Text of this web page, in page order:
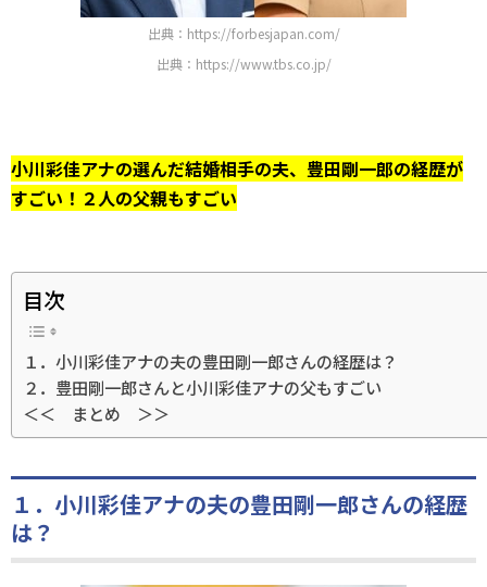
出典：https://forbesjapan.com/
出典：https://www.tbs.co.jp/
小川彩佳アナの選んだ結婚相手の夫、豊田剛一郎の経歴が
すごい！２人の父親もすごい
目次
１．小川彩佳アナの夫の豊田剛一郎さんの経歴は？
２．豊田剛一郎さんと小川彩佳アナの父もすごい
＜＜ まとめ ＞＞
１．小川彩佳アナの夫の豊田剛一郎さんの経歴
は？